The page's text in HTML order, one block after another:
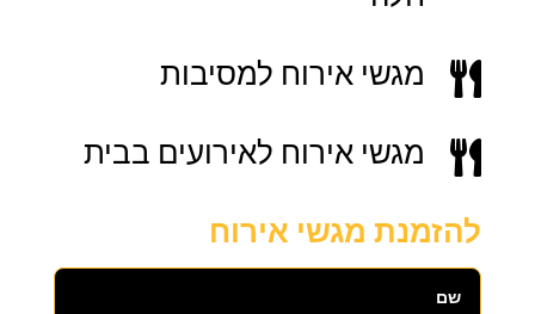
 מגשי אירוח למסיבות
 מגשי אירוח לאירועים בבית
להזמנת מגשי אירוח